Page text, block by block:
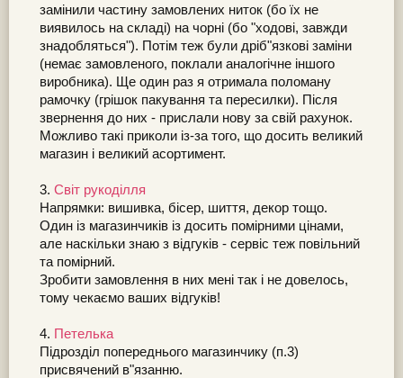
замінили частину замовлених ниток (бо їх не
виявилось на складі) на чорні (бо "ходові, завжди
знадобляться"). Потім теж були дріб"язкові заміни
(немає замовленого, поклали аналогічне іншого
виробника). Ще один раз я отримала поломану
рамочку (грішок пакування та пересилки). Після
звернення до них - прислали нову за свій рахунок.
Можливо такі приколи із-за того, що досить великий
магазин і великий асортимент.
3. Світ рукоділля
Напрямки: вишивка, бісер, шиття, декор тощо.
Один із магазинчиків із досить помірними цінами,
але наскільки знаю з відгуків - сервіс теж повільний
та помірний.
Зробити замовлення в них мені так і не довелось,
тому чекаємо ваших відгуків!
4. Петелька
Підрозділ попереднього магазинчику (п.3)
присвячений в"язанню.